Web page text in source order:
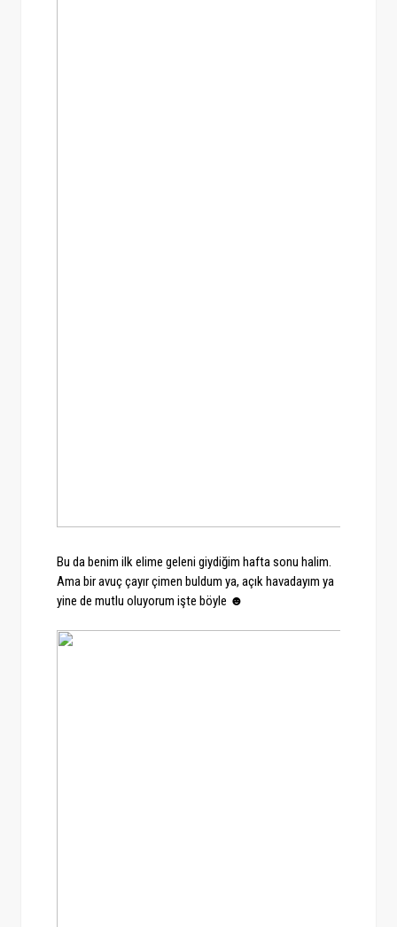
Bu da benim ilk elime geleni giydiğim hafta sonu halim.
Ama bir avuç çayır çimen buldum ya, açık havadayım ya
yine de mutlu oluyorum işte böyle ☻